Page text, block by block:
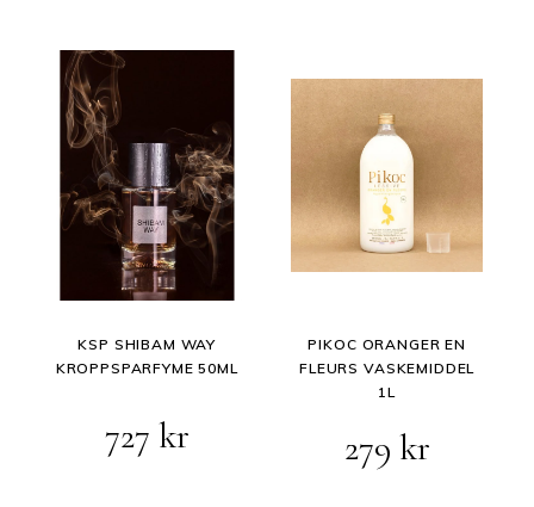
KSP SHIBAM WAY
KROPPSPARFYME 50ML
727 kr
PIKOC ORANGER EN
FLEURS VASKEMIDDEL
1L
279 kr